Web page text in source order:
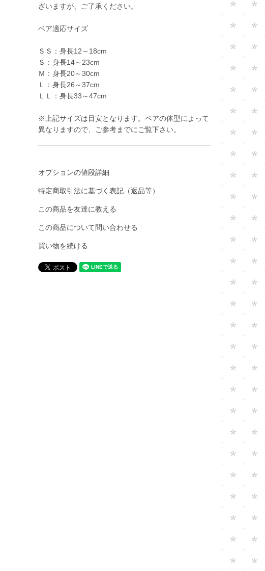
ざいますが、ご了承ください。
ベア適応サイズ
ＳＳ：身長12～18cm
Ｓ：身長14～23cm
Ｍ：身長20～30cm
Ｌ：身長26～37cm
ＬＬ：身長33～47cm
※上記サイズは目安となります。ベアの体型によって
異なりますので、ご参考までにご覧下さい。
オプションの値段詳細
特定商取引法に基づく表記（返品等）
この商品を友達に教える
この商品について問い合わせる
買い物を続ける